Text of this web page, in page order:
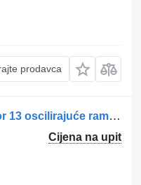
prodavca
IVECO 99475575-500316734-500316732 Tuimelaar+TuimelaarAS Cursor 13 oscilirajuće rame za kamiona
Cijena na upit